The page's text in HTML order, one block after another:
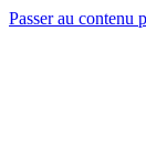
Passer au contenu